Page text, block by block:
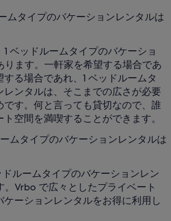
ムタイプのバケーションレンタルは
ベッドルームタイプのバケーショ
ります。一軒家を希望する場合であ
る場合であれ、1 ベッドルームタ
レンタルは、そこまでの広さが必要
です。何と言っても貸切なので、誰
空間を満喫することができます。
ムタイプのバケーションレンタルは
ルームタイプのバケーションレン
。Vrbo で広々としたプライベート
ケーションレンタルをお得に利用し